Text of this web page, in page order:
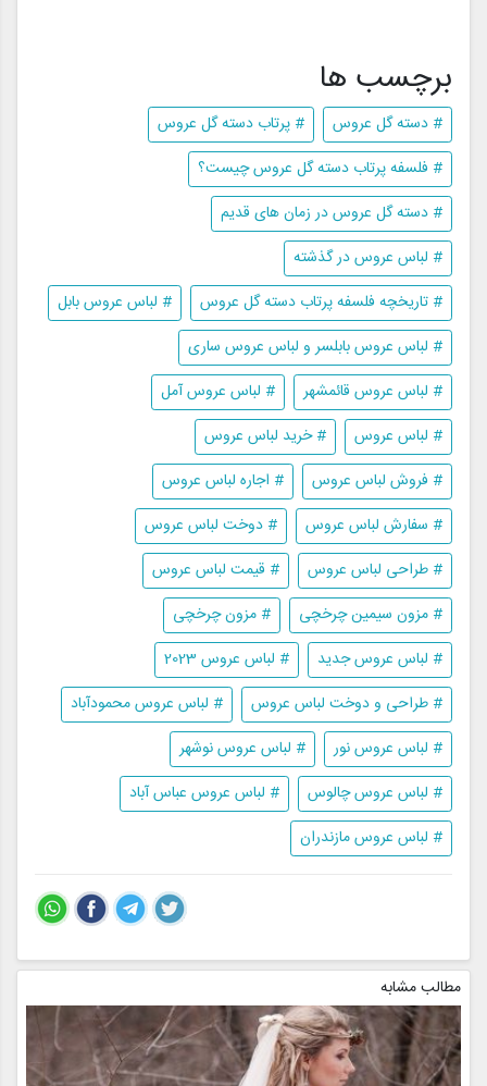
برچسب ها
# دسته گل عروس
# پرتاب دسته گل عروس
# فلسفه پرتاب دسته گل عروس چیست؟
# دسته گل عروس در زمان های قدیم
# لباس عروس در گذشته
# تاریخچه فلسفه پرتاب دسته گل عروس
# لباس عروس بابل
# لباس عروس بابلسر و لباس عروس ساری
# لباس عروس قائمشهر
# لباس عروس آمل
# لباس عروس
# خرید لباس عروس
# فروش لباس عروس
# اجاره لباس عروس
# سفارش لباس عروس
# دوخت لباس عروس
# طراحی لباس عروس
# قیمت لباس عروس
# مزون سیمین چرخچی
# مزون چرخچی
# لباس عروس جدید
# لباس عروس 2023
# طراحی و دوخت لباس عروس
# لباس عروس محمودآباد
# لباس عروس نور
# لباس عروس نوشهر
# لباس عروس چالوس
# لباس عروس عباس آباد
# لباس عروس مازندران
مطالب مشابه